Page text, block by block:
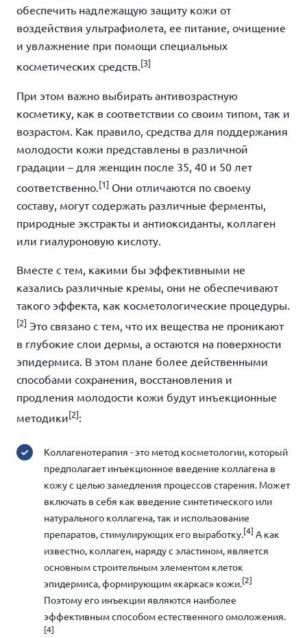
обеспечить надлежащую защиту кожи от
воздействия ультрафиолета, ее питание, очищение
и увлажнение при помощи специальных
косметических средств. [3]
При этом важно выбирать антивозрастную
косметику, как в соответствии со своим типом, так и
возрастом. Как правило, средства для поддержания
молодости кожи представлены в различной
градации – для женщин после 35, 40 и 50 лет
соответственно.[1] Они отличаются по своему
составу, могут содержать различные ферменты,
природные экстракты и антиоксиданты, коллаген
или гиалуроновую кислоту.
Вместе с тем, какими бы эффективными не
казались различные кремы, они не обеспечивают
такого эффекта, как косметологические процедуры.
[2] Это связано с тем, что их вещества не проникают
в глубокие слои дермы, а остаются на поверхности
эпидермиса. В этом плане более действенными
способами сохранения, восстановления и
продления молодости кожи будут инъекционные
методики [2] :
Коллагенотерапия - это метод косметологии, который
предполагает инъекционное введение коллагена в
кожу с целью замедления процессов старения. Может
включать в себя как введение синтетического или
натурального коллагена, так и использование
препаратов, стимулирующих его выработку.[4] А как
известно, коллаген, наряду с эластином, является
основным строительным элементом клеток
эпидермиса, формирующим «каркас» кожи.[2]
Поэтому его инъекции являются наиболее
эффективным способом естественного омоложения.
[4]